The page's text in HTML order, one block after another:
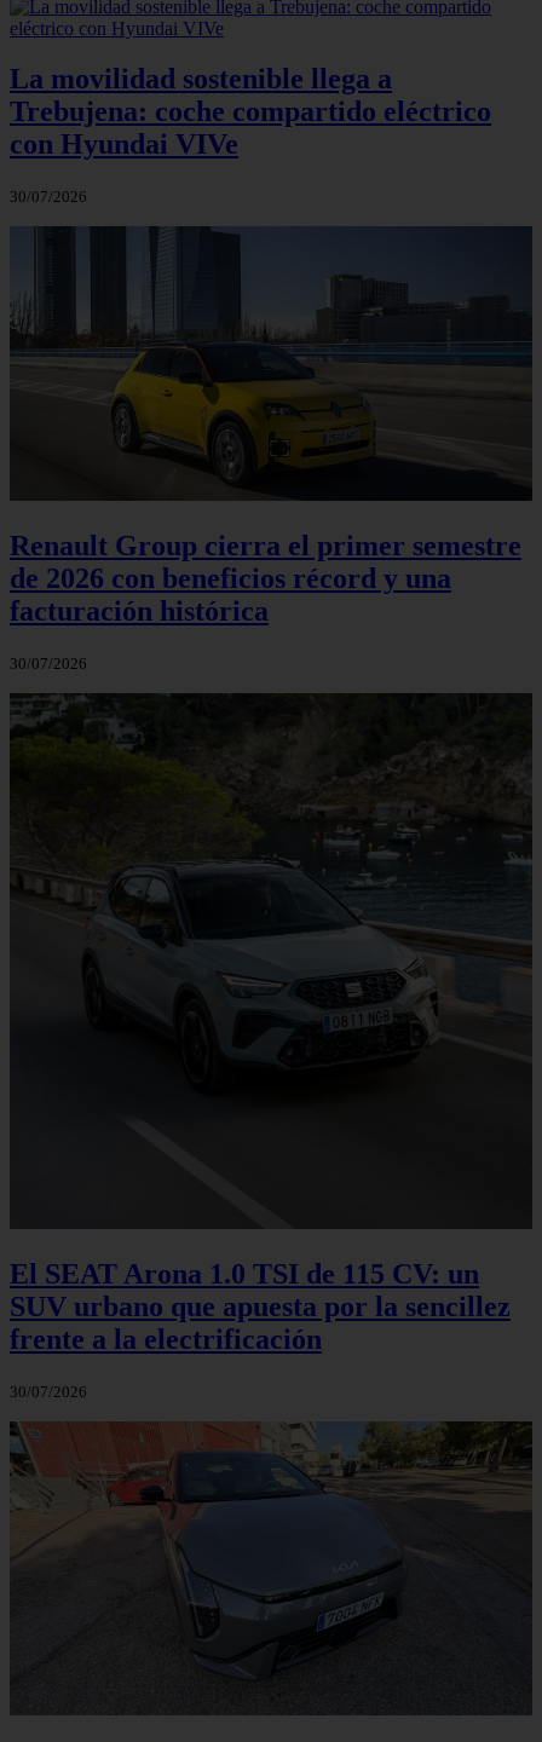
La movilidad sostenible llega a
Trebujena: coche compartido eléctrico
con Hyundai VIVe
30/07/2026
Renault Group cierra el primer semestre
de 2026 con beneficios récord y una
facturación histórica
30/07/2026
El SEAT Arona 1.0 TSI de 115 CV: un
SUV urbano que apuesta por la sencillez
frente a la electrificación
30/07/2026